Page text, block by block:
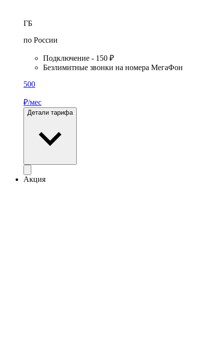
ГБ
по России
Подключение - 150 ₽
Безлимитные звонки на номера МегаФон
500
₽/мес
Детали тарифа
Акция